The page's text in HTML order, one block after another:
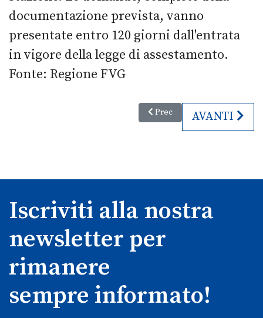
documentazione prevista, vanno
presentate entro 120 giorni dall'entrata
in vigore della legge di assestamento.
Fonte: Regione FVG
Articolo precedente: Volare
Prec ARTICOLO
AVANTI
Iscriviti alla nostra
newsletter per
rimanere
sempre informato!